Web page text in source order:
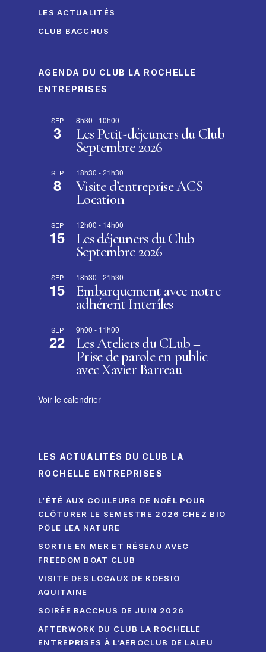
LES ACTUALITÉS
CLUB BACCHUS
AGENDA DU CLUB LA ROCHELLE
ENTREPRISES
SEP
3
8h30 - 10h00
Les Petit-déjeuners du Club
Septembre 2026
SEP
8
18h30 -21h30
Visite d’entreprise ACS
Location
SEP
15
12h00 - 14h00
Les déjeuners du Club
Septembre 2026
SEP
15
18h30 -21h30
Embarquement avec notre
adhérent Interîles
SEP
22
9h00 - 11h00
Les Ateliers du CLub –
Prise de parole en public
avec Xavier Barreau
Voir le calendrier
LES ACTUALITÉS DU CLUB LA
ROCHELLE ENTREPRISES
L’ÉTÉ AUX COULEURS DE NOËL POUR
CLÔTURER LE SEMESTRE 2026 CHEZ BIO
PÔLE LEA NATURE
SORTIE EN MER ET RÉSEAU AVEC
FREEDOM BOAT CLUB
VISITE DES LOCAUX DE KOESIO
AQUITAINE
SOIRÉE BACCHUS DE JUIN 2026
AFTERWORK DU CLUB LA ROCHELLE
ENTREPRISES À L’AEROCLUB DE LALEU